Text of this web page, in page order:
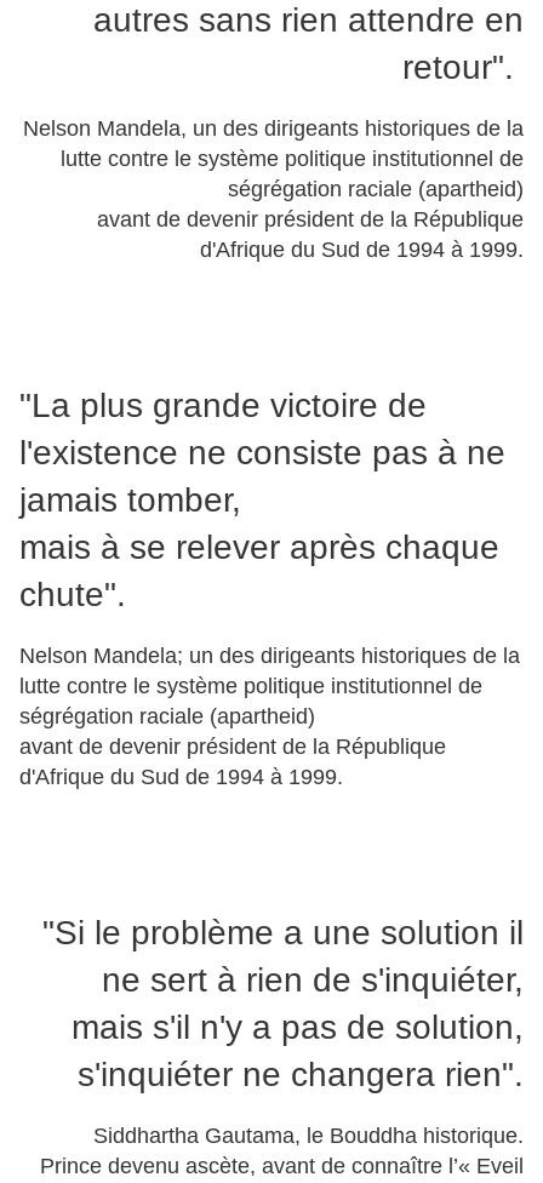
autres sans rien attendre en
retour".
Nelson Mandela, un des dirigeants historiques de la
lutte contre le système politique institutionnel de
ségrégation raciale (apartheid)
avant de devenir président de la République
d'Afrique du Sud de 1994 à 1999.
"La plus grande victoire de
l'existence ne consiste pas à ne
jamais tomber,
mais à se relever après chaque
chute".
Nelson Mandela; un des dirigeants historiques de la
lutte contre le système politique institutionnel de
ségrégation raciale (apartheid)
avant de devenir président de la République
d'Afrique du Sud de 1994 à 1999.
"Si le problème a une solution il
ne sert à rien de s'inquiéter,
mais s'il n'y a pas de solution,
s'inquiéter ne changera rien".
Siddhartha Gautama, le Bouddha historique.
Prince devenu ascète, avant de connaître l’« Eveil